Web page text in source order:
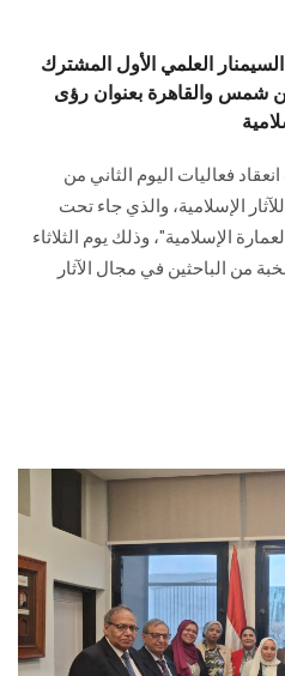
السيمنار العلمي الأول المشترك
شمس والقاهرة بعنوان رؤى
فعاليات اليوم الثاني من
الإسلامية، والذي جاء تحت
الإسلامية"، وذلك يوم الثلاثاء
بمشاركة نخبة من الباحثين في مجال الآثار